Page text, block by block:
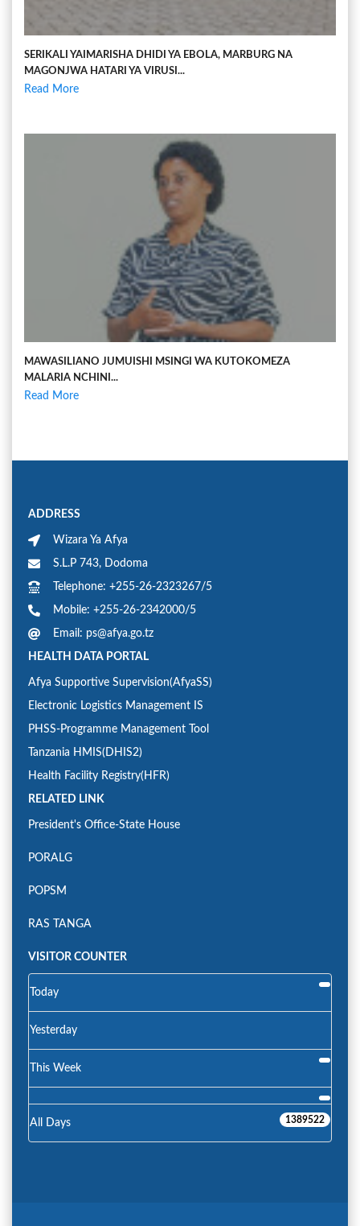
SERIKALI YAIMARISHA DHIDI YA EBOLA, MARBURG NA
MAGONJWA HATARI YA VIRUSI...
Read More
MAWASILIANO JUMUISHI MSINGI WA KUTOKOMEZA
MALARIA NCHINI...
Read More
ADDRESS
Wizara Ya Afya
S.L.P 743, Dodoma
Telephone: +255-26-2323267/5
Mobile: +255-26-2342000/5
Email: ps@afya.go.tz
HEALTH DATA PORTAL
Afya Supportive Supervision(AfyaSS)
Electronic Logistics Management IS
PHSS-Programme Management Tool
Tanzania HMIS(DHIS2)
Health Facility Registry(HFR)
RELATED LINK
President's Office-State House
PORALG
POPSM
RAS TANGA
VISITOR COUNTER
Today
Yesterday
This Week
All Days 1389522